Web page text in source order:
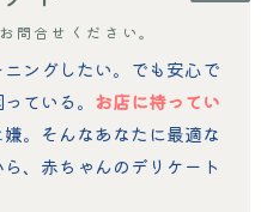
問合せください。
ングしたい。でも安心で
ている。 お店に持ってい
。そんなあなたに最適な
、赤ちゃんのデリケート